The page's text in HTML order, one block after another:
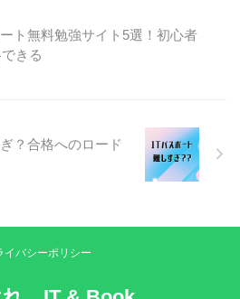
ト無料勉強サイト5選！初心者
きる
？合格へのロード
イバシーポリシー